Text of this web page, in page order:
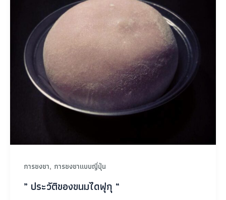
การชงชา, การชงชาแบบญี่ปุ่น
” ประวัติของขนมไดฟุกุ “